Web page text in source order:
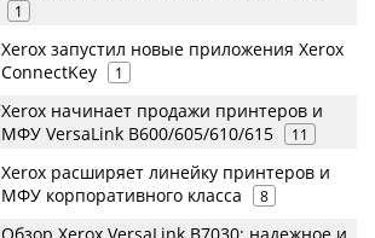
1
Xerox запустил новые приложения Xerox
ConnectKey
1
Xerox начинает продажи принтеров и
МФУ VersaLink B600/605/610/615
11
Xerox расширяет линейку принтеров и
МФУ корпоративного класса
8